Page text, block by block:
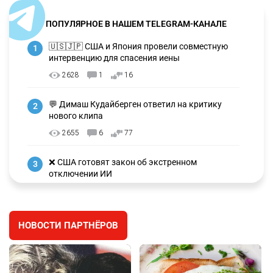
ПОПУЛЯРНОЕ В НАШЕМ TELEGRAM-КАНАЛЕ
1
🇺🇸🇯🇵 США и Япония провели совместную
интервенцию для спасения иены
2628 1 16
2
💬 Димаш Кудайберген ответил на критику
нового клипа
2655 6 77
3
❌ США готовят закон об экстренном
отключении ИИ
4
🗣 Мужчина сказал тост на свадьбе и
заработал уголовное дело
2336 11 79
НОВОСТИ ПАРТНЁРОВ